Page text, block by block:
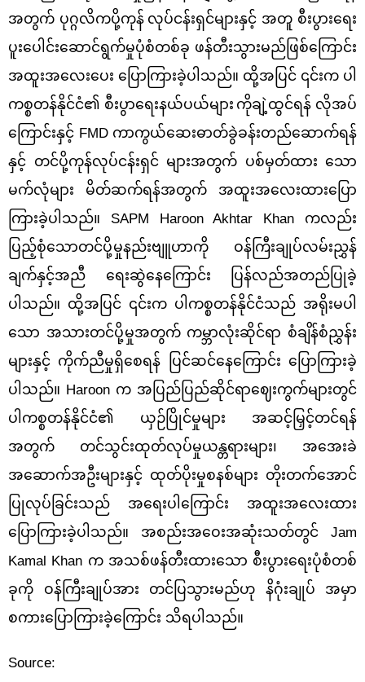
အတွက် ပုဂ္ဂလိကပို့ကုန် လုပ်ငန်းရှင်များနှင့် အတူ စီးပွားရေး
ပူးပေါင်းဆောင်ရွက်မှုပုံစံတစ်ခု ဖန်တီးသွားမည်ဖြစ်ကြောင်း
အထူးအလေးပေး ပြောကြားခဲ့ပါသည်။ ထို့အပြင် ၎င်းက ပါ
ကစ္စတန်နိုင်ငံ၏ စီးပွာရေးနယ်ပယ်များ ကိုချဲ့ထွင်ရန် လိုအပ်
ကြောင်းနှင့် FMD ကာကွယ်ဆေးဓာတ်ခွဲခန်းတည်ဆောက်ရန်
နှင့် တင်ပို့ကုန်လုပ်ငန်းရှင် များအတွက် ပစ်မှတ်ထား သော
မက်လုံများ မိတ်ဆက်ရန်အတွက် အထူးအလေးထားပြော
ကြားခဲ့ပါသည်။ SAPM Haroon Akhtar Khan ကလည်း
ပြည့်စုံသောတင်ပို့မှုနည်းဗျူဟာကို ဝန်ကြီးချုပ်လမ်းညွှန်
ချက်နှင့်အညီ ရေးဆွဲနေကြောင်း ပြန်လည်အတည်ပြုခဲ့
ပါသည်။ ထို့အပြင် ၎င်းက ပါကစ္စတန်နိုင်ငံသည် အရိုးမပါ
သော အသားတင်ပို့မှုအတွက် ကမ္ဘာလုံးဆိုင်ရာ စံချိန်စံညွှန်း
များနှင့် ကိုက်ညီမှုရှိစေရန် ပြင်ဆင်နေကြောင်း ပြောကြားခဲ့
ပါသည်။ Haroon က အပြည်ပြည်ဆိုင်ရာဈေးကွက်များတွင်
ပါကစ္စတန်နိုင်ငံ၏ ယှဉ်ပြိုင်မှုများ အဆင့်မြှင့်တင်ရန်
အတွက် တင်သွင်းထုတ်လုပ်မှုယန္တရားများ၊ အအေးခဲ
အဆောက်အဦးများနှင့် ထုတ်ပိုးမှုစနစ်များ တိုးတက်အောင်
ပြုလုပ်ခြင်းသည် အရေးပါကြောင်း အထူးအလေးထား
ပြောကြားခဲ့ပါသည်။ အစည်းအဝေးအဆုံးသတ်တွင် Jam
Kamal Khan က အသစ်ဖန်တီးထားသော စီးပွားရေးပုံစံတစ်
ခုကို ဝန်ကြီးချုပ်အား တင်ပြသွားမည်ဟု နိဂုံးချုပ် အမှာ
စကားပြောကြားခဲ့ကြောင်း သိရပါသည်။
Source: